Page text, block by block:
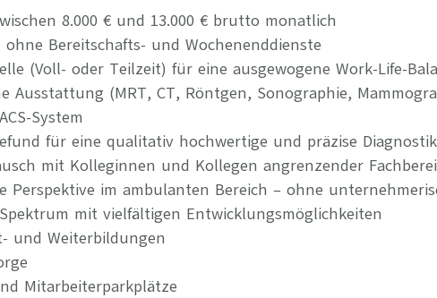
8.000 € und 13.000 € brutto monatlich
Bereitschafts- und Wochenenddienste
(Voll- oder Teilzeit) für eine ausgewogene Work-Life-
Ausstattung (MRT, CT, Röntgen, Sonographie,
System
für eine qualitativ hochwertige und präzise Diagnostik
mit Kolleginnen und Kollegen angrenzender
Perspektive im ambulanten Bereich – ohne
mit vielfältigen Entwicklungsmöglichkeiten
und Weiterbildungen
Mitarbeiterparkplätze